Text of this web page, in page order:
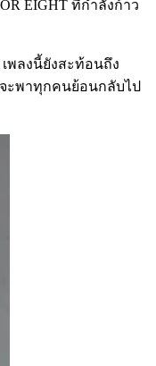
EIGHT ที่กำลังก้าว
เพลงนี้ยังสะท้อนถึง
ะพาทุกคนย้อนกลับไป